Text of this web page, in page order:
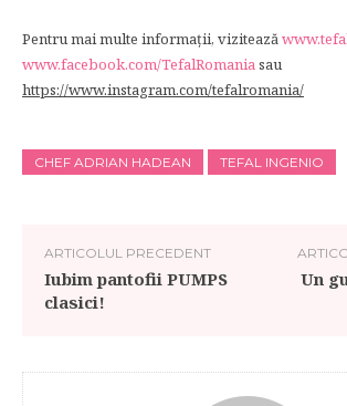
Pentru mai multe informații, vizitează
www.facebook.com/TefalRomaniasau
https://www.instagram.com/tefalromania/
CHEF ADRIAN HADEAN TEFAL INGENIO
ARTICOLUL PRECEDENT
Iubim pantofii PUMPS
clasici!
Un